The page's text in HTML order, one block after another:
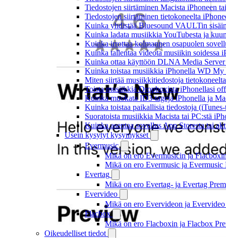
Tiedostojen siirtäminen Macista iPhoneen
Tiedostojen siirtäminen tietokoneelta
Kuinka yhdistää Bluesound VAULTin
Kuinka ladata musiikkia YouTubesta ja
Kuinka irrottaa kolmannen osapuolen
Kuinka tallentaa videota musiikin soidessa
Kuinka ottaa käyttöön DLNA Media Server
Kuinka toistaa musiikkia iPhonella WD My
Miten siirtää musiikkitiedostoja
Toista musiikkia Dropboxista iPhonellasi
Kuinka muokata ID3-tageja iPhonella ja
Kuinka toistaa paikallisia tiedostoja
Suoratoista musiikkia Macista tai PC:stä
Kuinka asentaa sovellus App Storesta tai
Usein kysytyt kysymykset
Evermusic
Mikä on ero Evermusicin ja
Mikä on ero Evermusic ja
Evertag
Mikä on ero Evertag- ja Evertag
Evervideo
Mikä on ero Evervideon ja
Flacbox
Mikä on ero Flacboxin ja Flacbox
Oikeudelliset tiedot